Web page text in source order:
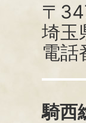
〒
埼玉
電話
騎西